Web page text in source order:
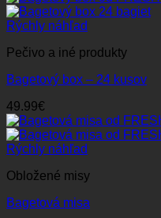
Rýchly náhľad
Pečivo a iné produkty
Bagetový box – 24 kusov
49.99€
Rýchly náhľad
Obložené misy
Bagetová misa